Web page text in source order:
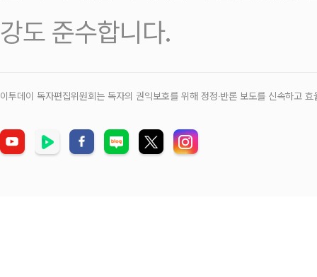
강도 준수합니다.
이투데이 독자편집위원회는 독자의 권익보호를 위해 정정‧반론 보도를 신속하고